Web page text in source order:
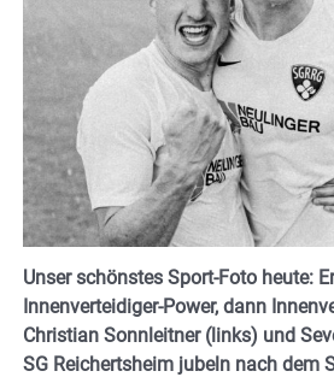
Unser schönstes Sport-Foto heute:
Innenverteidiger-Power, dann
Christian Sonnleitner (links) und
SG Reichertsheim jubeln nach dem